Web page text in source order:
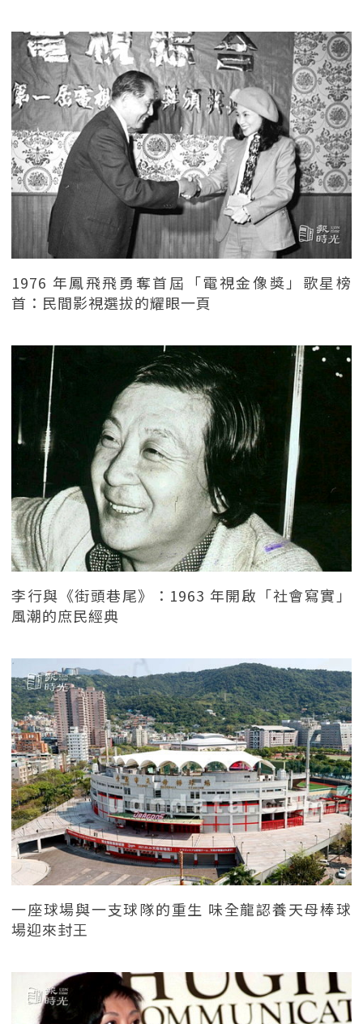
1976 年鳳飛飛勇奪首屆「電視金像獎」歌星榜
首：民間影視選拔的耀眼一頁
李行與《街頭巷尾》：1963 年開啟「社會寫實」
風潮的庶民經典
一座球場與一支球隊的重生 味全龍認養天母棒球
場迎來封王